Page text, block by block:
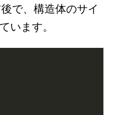
で、構造体のサイ
います。